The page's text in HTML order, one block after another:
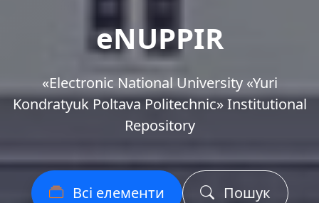
eNUPPIR
«Еlectronic National University «Yuri
Kondratyuk Poltava Politechnic» Institutional
Repository
Всі елементи Пошук